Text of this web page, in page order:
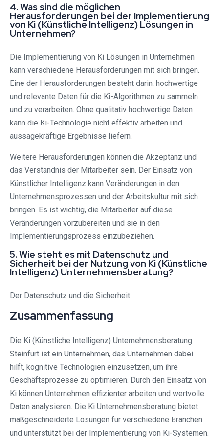
4. Was sind die möglichen
Herausforderungen bei der Implementierung
von Ki (Künstliche Intelligenz) Lösungen in
Unternehmen?
Die Implementierung von Ki Lösungen in Unternehmen
kann verschiedene Herausforderungen mit sich bringen.
Eine der Herausforderungen besteht darin, hochwertige
und relevante Daten für die Ki-Algorithmen zu sammeln
und zu verarbeiten. Ohne qualitativ hochwertige Daten
kann die Ki-Technologie nicht effektiv arbeiten und
aussagekräftige Ergebnisse liefern.
Weitere Herausforderungen können die Akzeptanz und
das Verständnis der Mitarbeiter sein. Der Einsatz von
Künstlicher Intelligenz kann Veränderungen in den
Unternehmensprozessen und der Arbeitskultur mit sich
bringen. Es ist wichtig, die Mitarbeiter auf diese
Veränderungen vorzubereiten und sie in den
Implementierungsprozess einzubeziehen.
5. Wie steht es mit Datenschutz und
Sicherheit bei der Nutzung von Ki (Künstliche
Intelligenz) Unternehmensberatung?
Der Datenschutz und die Sicherheit
Zusammenfassung
Die Ki (Künstliche Intelligenz) Unternehmensberatung
Steinfurt ist ein Unternehmen, das Unternehmen dabei
hilft, kognitive Technologien einzusetzen, um ihre
Geschäftsprozesse zu optimieren. Durch den Einsatz von
Ki können Unternehmen effizienter arbeiten und wertvolle
Daten analysieren. Die Ki Unternehmensberatung bietet
maßgeschneiderte Lösungen für verschiedene Branchen
und unterstützt bei der Implementierung von Ki-Systemen.